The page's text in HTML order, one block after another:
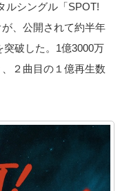
ルシングル「SPOT!
、公開されて約半年
突破した。1億3000万
２曲目の１億再生数